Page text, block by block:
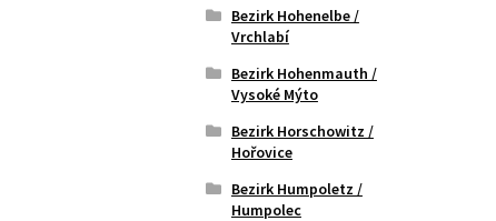
Bezirk Hohenelbe /
Vrchlabí
Bezirk Hohenmauth /
Vysoké Mýto
Bezirk Horschowitz /
Hořovice
Bezirk Humpoletz /
Humpolec